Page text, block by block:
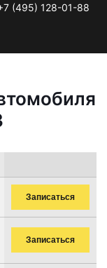
(495) 128-01-88
Записаться
Записаться